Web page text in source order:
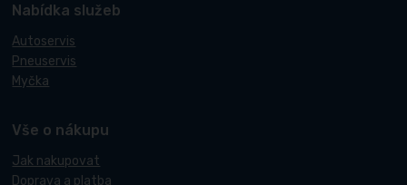
Nabídka služeb
Autoservis
Pneuservis
Myčka
Vše o nákupu
Jak nakupovat
Doprava a platba